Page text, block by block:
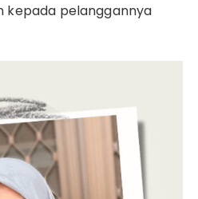
kepada pelanggannya